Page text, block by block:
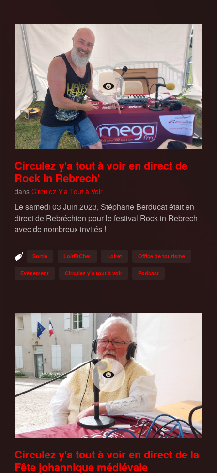
Circulez y'a tout à voir en direct de
Rock In Rebrech'
dans Circulez Y'a Tout à Voir
Le samedi 03 Juin 2023, Stéphane Berducat était en
direct de Rebréchien pour le festival Rock in Rebrech
avec de nombreux invités !
Sortie LoirEtCher Loiret Office de tourisme
Evènement Circulez y'a tout à voir Podcast
Circulez y'a tout à voir en direct de la
Fête johannique médiévale